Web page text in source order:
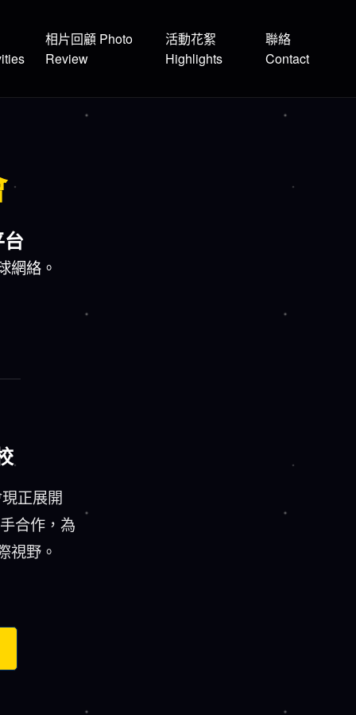
相片回顧 Photo
Review
活動花絮
Highlights
聯絡
Contact
網絡。
正展開
合作，為
視野。